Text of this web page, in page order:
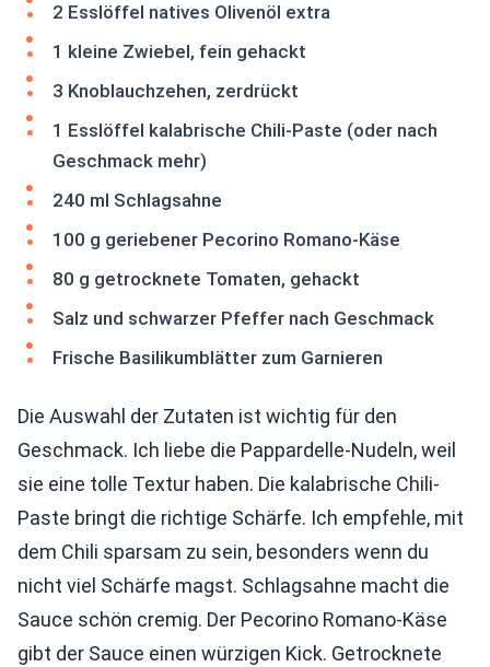
2 Esslöffel natives Olivenöl extra
1 kleine Zwiebel, fein gehackt
3 Knoblauchzehen, zerdrückt
1 Esslöffel kalabrische Chili-Paste (oder nach
Geschmack mehr)
240 ml Schlagsahne
100 g geriebener Pecorino Romano-Käse
80 g getrocknete Tomaten, gehackt
Salz und schwarzer Pfeffer nach Geschmack
Frische Basilikumblätter zum Garnieren
Die Auswahl der Zutaten ist wichtig für den
Geschmack. Ich liebe die Pappardelle-Nudeln, weil
sie eine tolle Textur haben. Die kalabrische Chili-
Paste bringt die richtige Schärfe. Ich empfehle, mit
dem Chili sparsam zu sein, besonders wenn du
nicht viel Schärfe magst. Schlagsahne macht die
Sauce schön cremig. Der Pecorino Romano-Käse
gibt der Sauce einen würzigen Kick. Getrocknete